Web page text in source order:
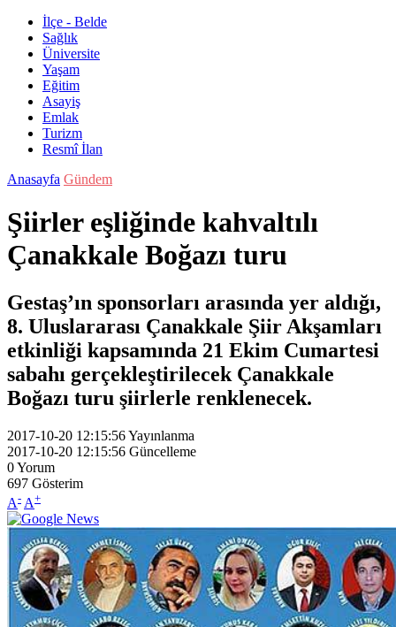
İlçe - Belde
Sağlık
Üniversite
Yaşam
Eğitim
Asayiş
Emlak
Turizm
Resmî İlan
Anasayfa Gündem
Şiirler eşliğinde kahvaltılı
Çanakkale Boğazı turu
Gestaş’ın sponsorları arasında yer aldığı,
8. Uluslararası Çanakkale Şiir Akşamları
etkinliği kapsamında 21 Ekim Cumartesi
sabahı gerçekleştirilecek Çanakkale
Boğazı turu şiirlerle renklenecek.
2017-10-20 12:15:56Yayınlanma
2017-10-20 12:15:56 Güncelleme
0Yorum
697 Gösterim
A- A+